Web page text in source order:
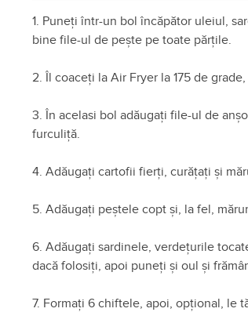
1. Puneți într-un bol încăpător uleiul,
bine file-ul de pește pe toate părțile.
2. Îl coaceți la Air Fryer la 175 de
3. În acelasi bol adăugați file-ul de
furculiță.
4. Adăugați cartofii fierți, curățați și
5. Adăugați peștele copt și, la fel,
6. Adăugați sardinele, verdețurile
dacă folosiți, apoi puneți și oul și
7. Formați 6 chiftele, apoi, opțional, le